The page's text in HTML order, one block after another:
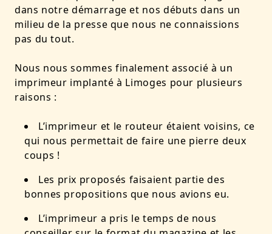
dans notre démarrage et nos débuts dans un
milieu de la presse que nous ne connaissions
pas du tout.
Nous nous sommes finalement associé à un
imprimeur implanté à Limoges pour plusieurs
raisons :
L’imprimeur et le routeur étaient voisins, ce
qui nous permettait de faire une pierre deux
coups !
Les prix proposés faisaient partie des
bonnes propositions que nous avions eu.
L’imprimeur a pris le temps de nous